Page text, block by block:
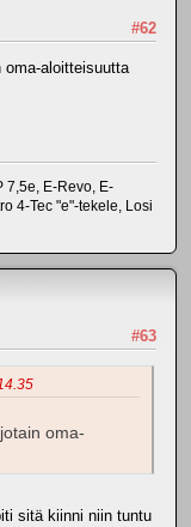
#62
oma-aloitteisuutta
7,5e, E-Revo, E-
4-Tec "e"-tekele, Losi
#63
oma-
sitä kiinni niin tuntu